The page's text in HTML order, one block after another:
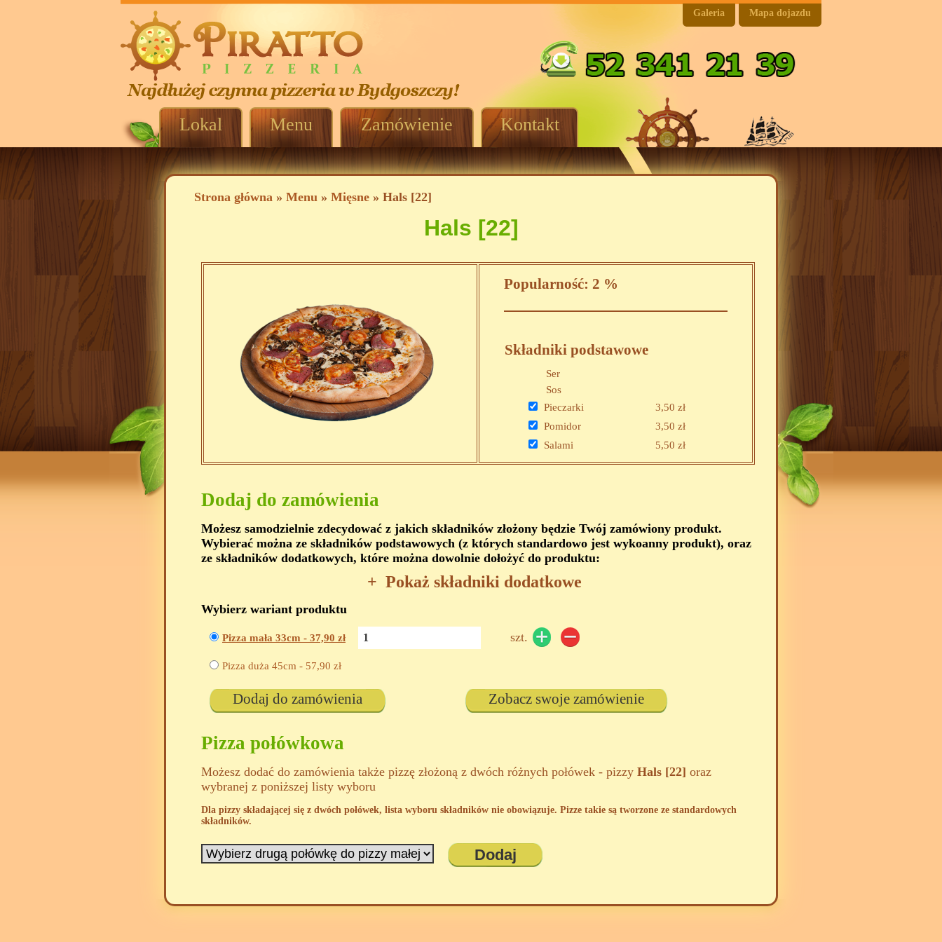
Mapa dojazdu
Galeria
Lokal Menu Zamówienie Kontakt
Strona główna » Menu » Mięsne » Hals [22]
Hals [22]
Popularność: 2 %
Składniki podstawowe
Ser
Sos
Pieczarki
3,50 zł
Pomidor
3,50 zł
Salami
5,50 zł
Dodaj do zamówienia
Możesz samodzielnie zdecydować z jakich składników złożony będzie Twój zamówiony produkt.
Wybierać można ze składników podstawowych (z których standardowo jest wykoanny produkt), oraz
ze składników dodatkowych, które można dowolnie dołożyć do produktu:
+ Pokaż składniki dodatkowe
Wybierz wariant produktu
Pizza mała 33cm - 37,90 zł szt.
Pizza duża 45cm - 57,90 zł
Dodaj do zamówienia Zobacz swoje zamówienie
Pizza połówkowa
Możesz dodać do zamówienia także pizzę złożoną z dwóch różnych połówek - pizzy Hals [22] oraz
wybranej z poniższej listy wyboru
Dla pizzy składającej się z dwóch połówek, lista wyboru składników nie obowiązuje. Pizze takie są tworzone ze standardowych
składników.
Dodaj